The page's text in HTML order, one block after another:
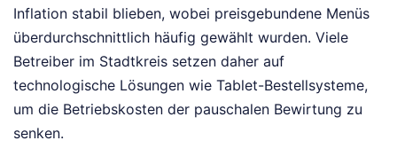
Inflation stabil blieben, wobei preisgebundene Menüs
überdurchschnittlich häufig gewählt wurden. Viele
Betreiber im Stadtkreis setzen daher auf
technologische Lösungen wie Tablet-Bestellsysteme,
um die Betriebskosten der pauschalen Bewirtung zu
senken.